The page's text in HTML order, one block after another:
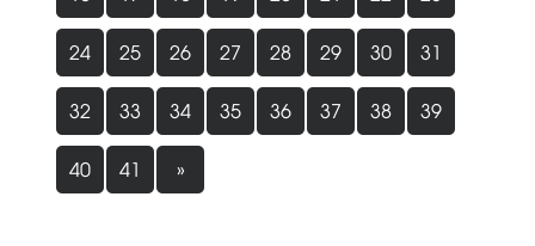
24 25 26 27 28 29 30 31
32 33 34 35 36 37 38 39
40 41 »